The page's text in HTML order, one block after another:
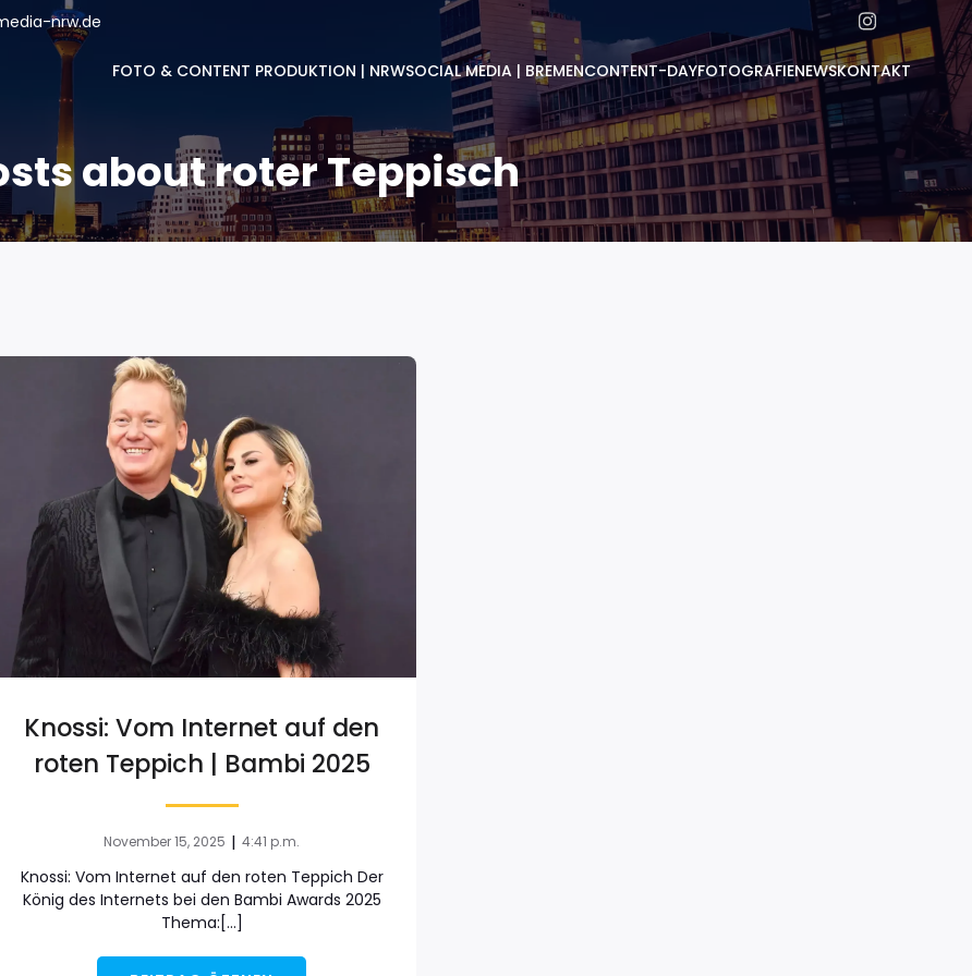
nrw.de
FOTO & CONTENT PRODUKTION | NRWSOCIAL MEDIA | BREMENCONTENT-DAYFOTOGRAFIENEWSKONTAKT
about roter Teppisch
Knossi: Vom Internet auf den
roten Teppich | Bambi 2025
November 15, 2025 | 4:41 p.m.
Knossi: Vom Internet auf den roten Teppich Der
König des Internets bei den Bambi Awards 2025
Thema:[…]